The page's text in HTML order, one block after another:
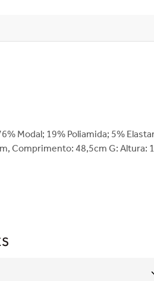
Modal; 19% Poliamida; 5%
Comprimento: 48,5cm G: